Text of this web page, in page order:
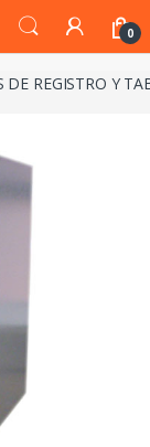
0
DE REGISTRO Y